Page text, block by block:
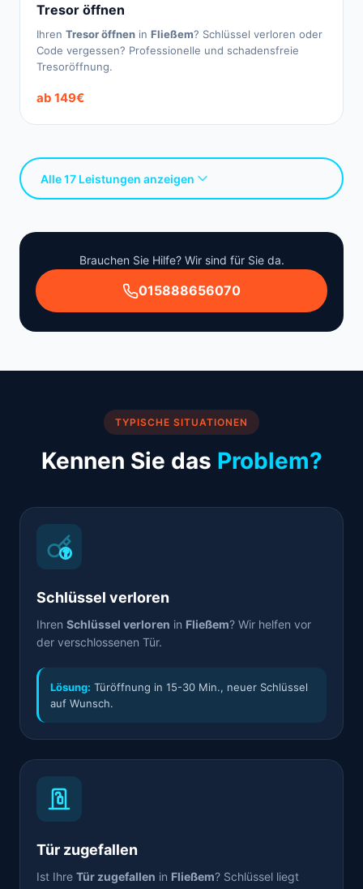
Tresor öffnen
Ihren Tresor öffnen in Fließem? Schlüssel verloren oder
Code vergessen? Professionelle und schadensfreie
Tresoröffnung.
ab 149€
Alle 17 Leistungen anzeigen
Brauchen Sie Hilfe? Wir sind für Sie da.
015888656070
TYPISCHE SITUATIONEN
Kennen Sie das Problem?
Schlüssel verloren
Ihren Schlüssel verloren in Fließem? Wir helfen vor
der verschlossenen Tür.
Lösung: Türöffnung in 15-30 Min., neuer Schlüssel
auf Wunsch.
Tür zugefallen
Ist Ihre Tür zugefallen in Fließem? Schlüssel liegt